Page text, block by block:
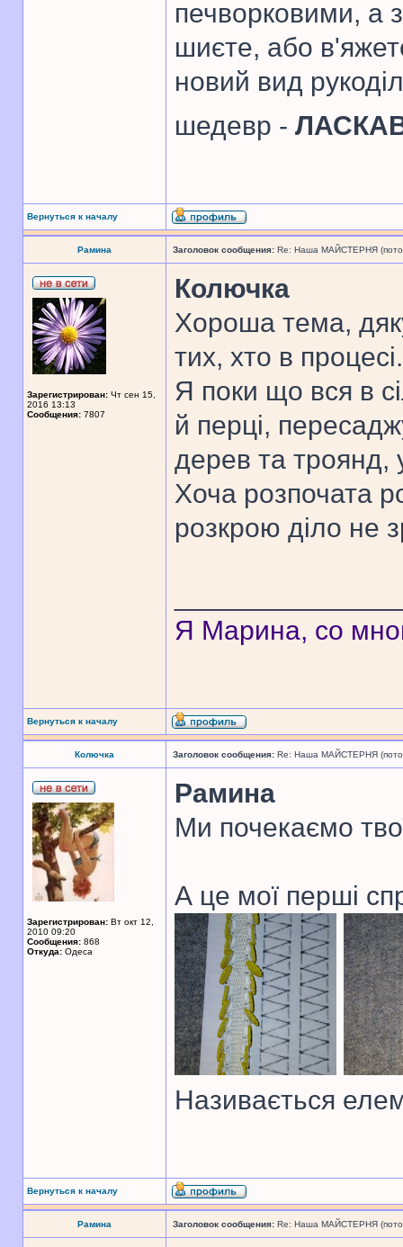
печворковими, а
шиєте, або
новий вид
шедевр -
Вернуться к началу
Рамина Заголовок сообщения: Re: Наша МАЙСТЕРНЯ
Зарегистрирован: Чт сен 15,
2016 13:13
Сообщения: 7807
Колючка
Хороша тема,
тих, хто в процесі.
Я поки що вся в
й перці,
дерев та троянд,
Хоча розпочата
розкрою діло не
Я Марина, со
Вернуться к началу
Колючка Заголовок сообщения: Re: Наша МАЙСТЕРНЯ
Зарегистрирован: Вт окт 12,
2010 09:20
Сообщения: 868
Откуда: Одеса
Рамина
Ми почекаємо
А це мої перші
Називається
Вернуться к началу
Рамина Заголовок сообщения: Re: Наша МАЙСТЕРНЯ